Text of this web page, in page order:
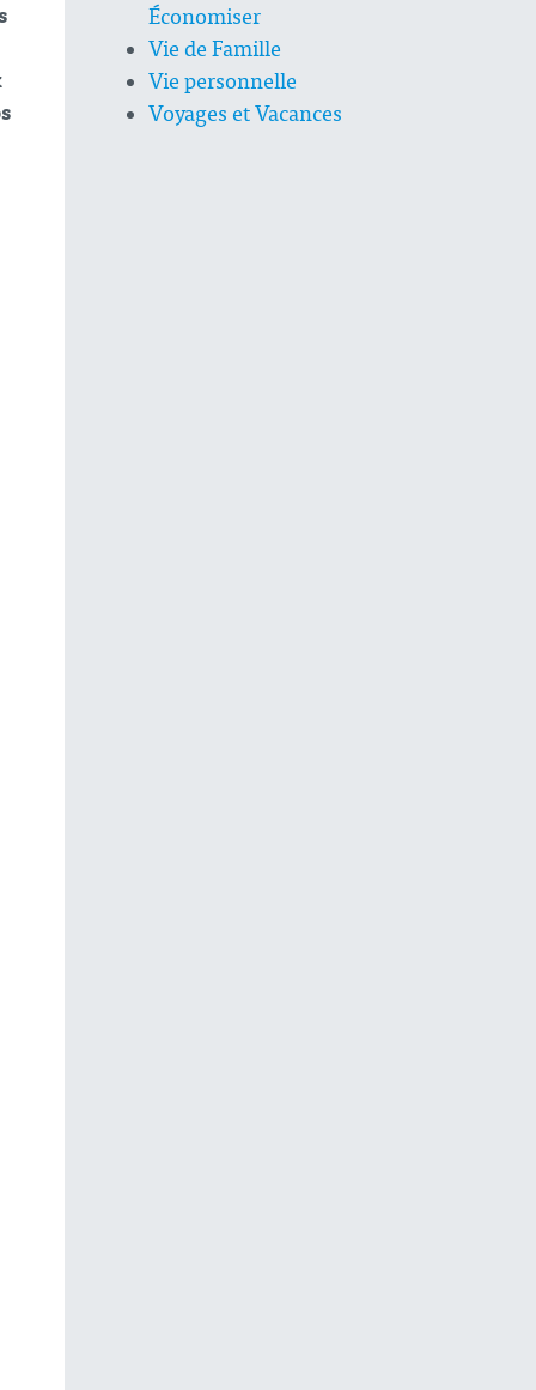
Économiser
Vie de Famille
Vie personnelle
Voyages et Vacances